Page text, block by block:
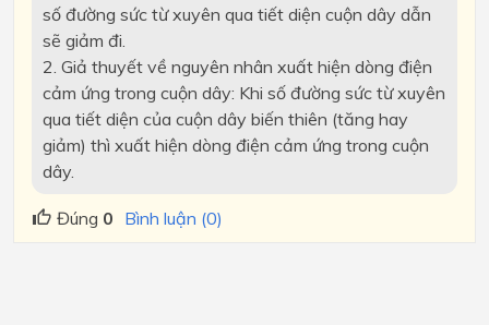
số đường sức từ xuyên qua tiết diện cuộn dây dẫn
sẽ giảm đi.
2. Giả thuyết về nguyên nhân xuất hiện dòng điện
cảm ứng trong cuộn dây: Khi số đường sức từ xuyên
qua tiết diện của cuộn dây biến thiên (tăng hay
giảm) thì xuất hiện dòng điện cảm ứng trong cuộn
dây.
Đúng 0 Bình luận (0)